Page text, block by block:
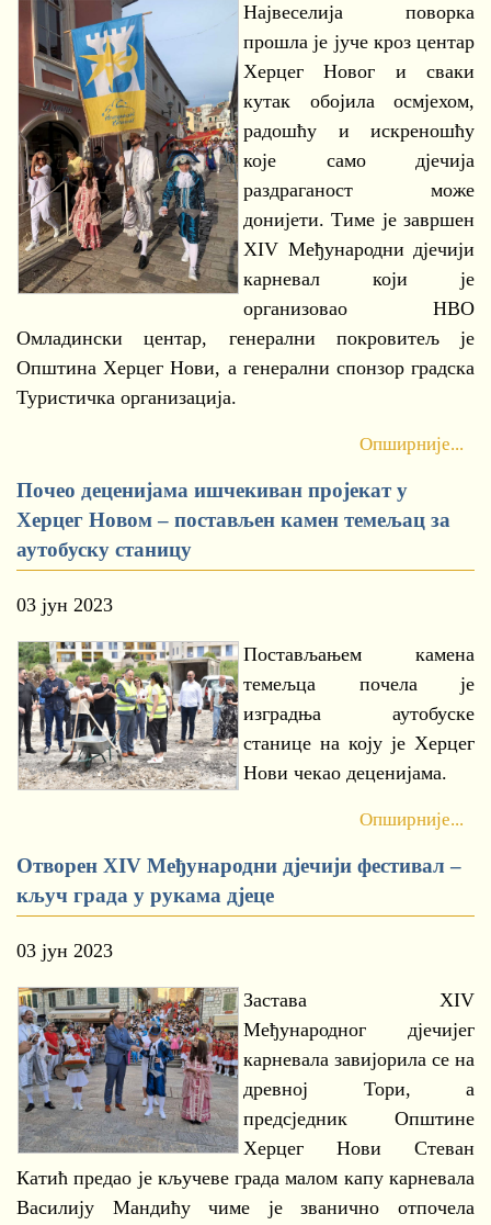
Највеселија поворка
прошла је јуче кроз центар
Херцег Новог и сваки
кутак обојила осмјехом,
радошћу и искреношћу
које само дјечија
раздраганост може
донијети. Тиме је завршен
XIV Међународни дјечији
карневал који је
организовао НВО
Омладински центар, генерални покровитељ је
Општина Херцег Нови, а генерални спонзор градска
Туристичка организација.
Опширније...
Почео деценијама ишчекиван пројекат у
Херцег Новом – постављен камен темељац за
аутобуску станицу
03 јун 2023
Постављањем камена
темељца почела је
изградња аутобуске
станице на коју је Херцег
Нови чекао деценијама.
Опширније...
Отворен XIV Међународни дјечији фестивал –
кључ града у рукама дјеце
03 јун 2023
Застава XIV
Међународног дјечијег
карневала завијорила се на
древној Тори, а
предсједник Општине
Херцег Нови Стеван
Катић предао је кључеве града малом капу карневала
Василију Мандићу чиме је званично отпочела